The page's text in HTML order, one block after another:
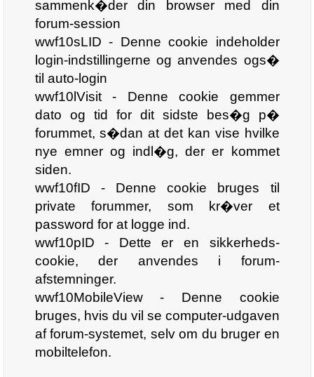
sammenk�der din browser med din
forum-session
wwf10sLID - Denne cookie indeholder
login-indstillingerne og anvendes ogs�
til auto-login
wwf10lVisit - Denne cookie gemmer
dato og tid for dit sidste bes�g p�
forummet, s�dan at det kan vise hvilke
nye emner og indl�g, der er kommet
siden.
wwf10fID - Denne cookie bruges til
private forummer, som kr�ver et
password for at logge ind.
wwf10pID - Dette er en sikkerheds-
cookie, der anvendes i forum-
afstemninger.
wwf10MobileView - Denne cookie
bruges, hvis du vil se computer-udgaven
af forum-systemet, selv om du bruger en
mobiltelefon.